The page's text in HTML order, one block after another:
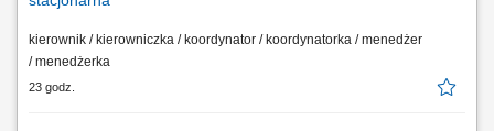
kierownik / kierowniczka / koordynator / koordynatorka / menedżer
/ menedżerka
23 godz.